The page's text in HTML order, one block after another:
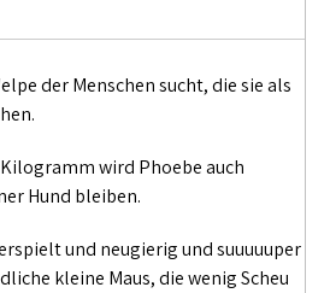
der Menschen sucht, die sie als
wird Phoebe auch
Hund bleiben.
und neugierig und suuuuuper
kleine Maus, die wenig Scheu